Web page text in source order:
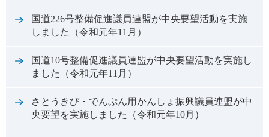
国道226号整備促進議員連盟が中央要望活動を実施
しました（令和元年11月）
国道10号整備促進議員連盟が中央要望活動を実施し
ました（令和元年11月）
さとうきび・でんぷん用かんしょ振興議員連盟が中
央要望を実施しました（令和元年10月）